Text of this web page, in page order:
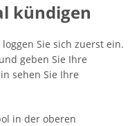
kündigen
Sie sich zuerst ein.
geben Sie Ihre
sehen Sie Ihre
in der oberen